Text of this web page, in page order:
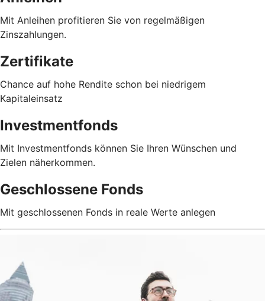
Mit Anleihen profitieren Sie von regelmäßigen
Zinszahlungen.
Zertifikate
Chance auf hohe Rendite schon bei niedrigem
Kapitaleinsatz
Investmentfonds
Mit Investmentfonds können Sie Ihren Wünschen und
Zielen näherkommen.
Geschlossene Fonds
Mit geschlossenen Fonds in reale Werte anlegen